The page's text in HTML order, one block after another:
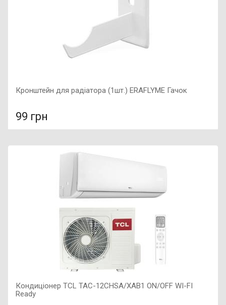
Кронштейн для радіатора (1шт.) ERAFLYME Гачок
99 грн
Гарантія: 5 років, Матеріал: металеві,
Кондиціонер TCL TAC-12CHSA/XAB1 ON/OFF WI-FI
Ready